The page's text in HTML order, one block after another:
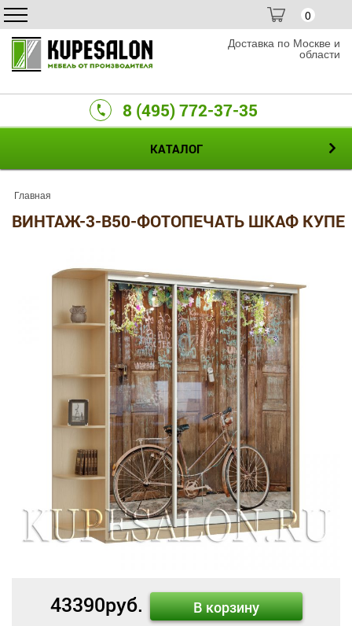
0
Доставка по Москве и
области
8 (495) 772-37-35
КАТАЛОГ
Главная
ВИНТАЖ-3-B50-ФОТОПЕЧАТЬ ШКАФ КУПЕ
43390руб. В корзину